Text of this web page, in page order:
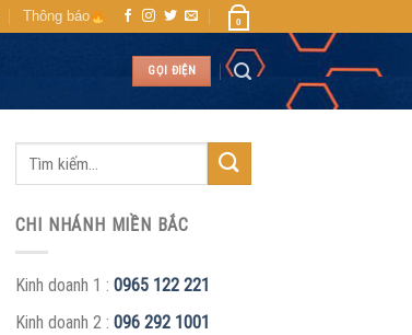
Thông báo 0
GỌI ĐIỆN
CHI NHÁNH MIỀN BẮC
Kinh doanh 1 : 0965 122 221
Kinh doanh 2 : 096 292 1001